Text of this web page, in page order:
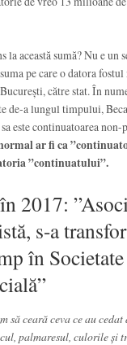
la această sumă? Nu e un
pe care o datora
către stat. În
de-a lungul timpului,
sa este continuatoarea
ar fi ca
”continuatului”.
2017:
s-a
în Societate
să ceară ceva ce au
palmaresul, culorile și